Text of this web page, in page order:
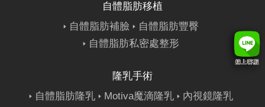
自體脂肪移植
自體脂肪補臉
自體脂肪豐臀
自體脂肪私密處整形
隆乳手術
自體脂肪隆乳
Motiva魔滴隆乳
內視鏡隆乳